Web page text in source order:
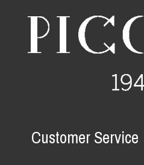
Customer Service